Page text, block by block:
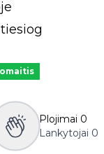
Plojimai 0
Lankytojai 0